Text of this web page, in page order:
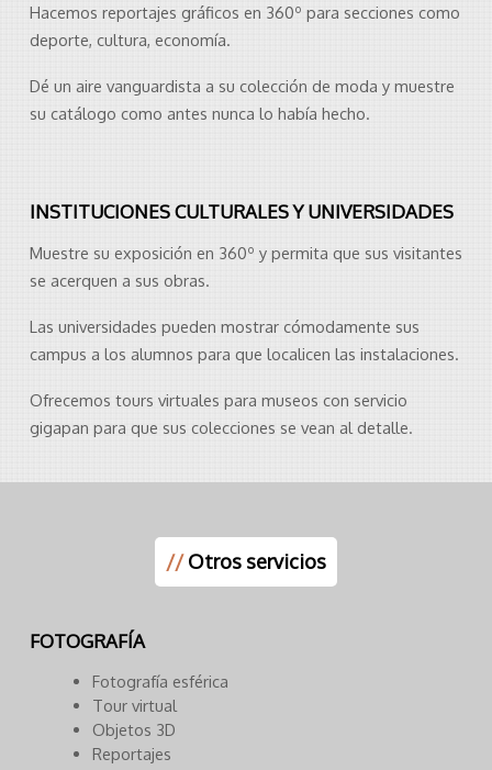
Hacemos reportajes gráficos en 360º para secciones como
deporte, cultura, economía.
Dé un aire vanguardista a su colección de moda y muestre
su catálogo como antes nunca lo había hecho.
INSTITUCIONES CULTURALES Y UNIVERSIDADES
Muestre su exposición en 360º y permita que sus visitantes
se acerquen a sus obras.
Las universidades pueden mostrar cómodamente sus
campus a los alumnos para que localicen las instalaciones.
Ofrecemos tours virtuales para museos con servicio
gigapan para que sus colecciones se vean al detalle.
//Otros servicios
FOTOGRAFÍA
Fotografía esférica
Tour virtual
Objetos 3D
Reportajes